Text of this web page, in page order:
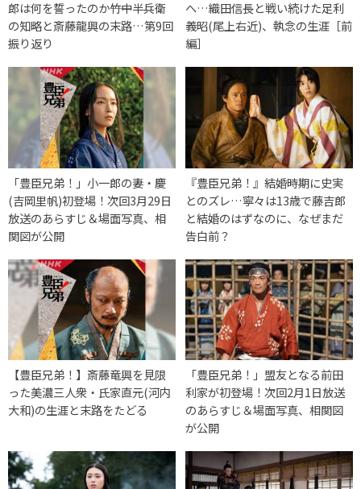
郎は何を誓ったのか――竹中半兵衛
の知略と斎藤龍興の末路…第9回
振り返り
へ…織田信長と戦い続けた足利
義昭(尾上右近)、執念の生涯［前
編］
「豊臣兄弟！」小一郎の妻・慶
(吉岡里帆)初登場！次回3月29日
放送のあらすじ＆場面写真、相
関図が公開
『豊臣兄弟！』結婚時期に史実
とのズレ…寧々は13歳で藤吉郎
と結婚のはずなのに、なぜまだ
告白前？
【豊臣兄弟！】斎藤竜興を見限
った美濃三人衆・氏家直元(河内
大和)の生涯と末路をたどる
「豊臣兄弟！」盟友となる前田
利家が初登場！次回2月1日放送
のあらすじ＆場面写真、相関図
が公開